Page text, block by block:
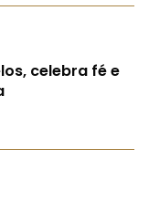
celebra fé e